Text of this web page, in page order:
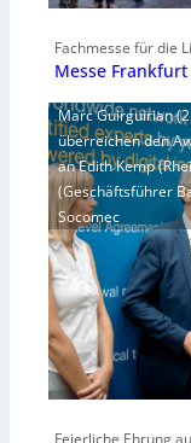
Fachmesse für die
Messe
Marc Guirguirian
überreichen den
an Edith Kemp
(Geschäftsführer
Socomec